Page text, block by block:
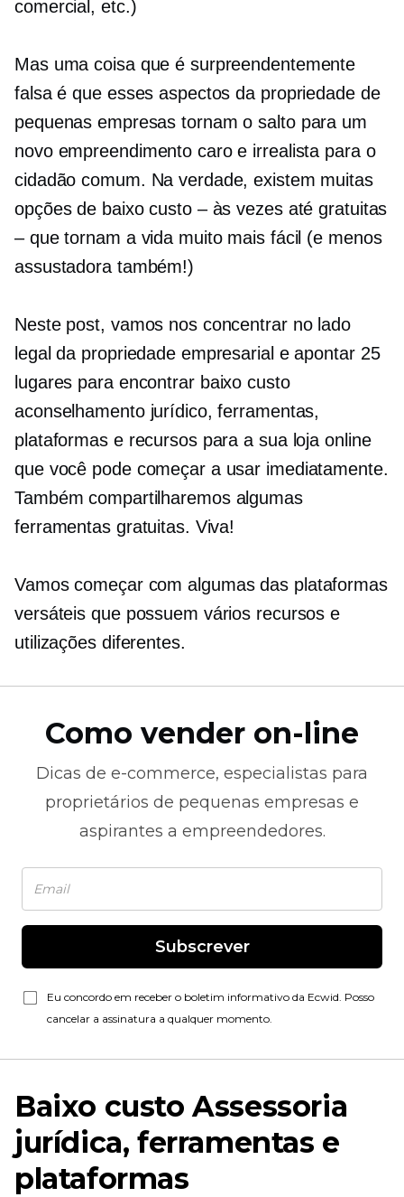
comercial, etc.)
Mas uma coisa que é surpreendentemente
falsa é que esses aspectos da propriedade de
pequenas empresas tornam o salto para um
novo empreendimento caro e irrealista para o
cidadão comum. Na verdade, existem muitas
opções de baixo custo – às vezes até gratuitas
– que tornam a vida muito mais fácil (e menos
assustadora também!)
Neste post, vamos nos concentrar no lado
legal da propriedade empresarial e apontar 25
lugares para encontrar baixo custo
aconselhamento jurídico, ferramentas,
plataformas e recursos para a sua loja online
que você pode começar a usar imediatamente.
Também compartilharemos algumas
ferramentas gratuitas. Viva!
Vamos começar com algumas das plataformas
versáteis que possuem vários recursos e
utilizações diferentes.
Como vender on-line
Dicas de e-commerce, especialistas para
proprietários de pequenas empresas e
aspirantes a empreendedores.
Subscrever
Eu concordo em receber o boletim informativo da Ecwid. Posso
cancelar a assinatura a qualquer momento.
Baixo custo Assessoria
jurídica, ferramentas e
plataformas